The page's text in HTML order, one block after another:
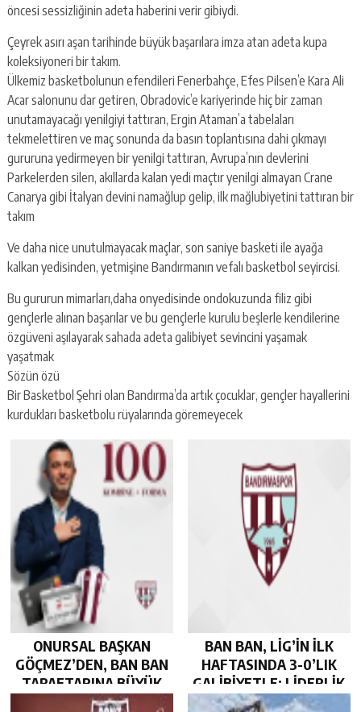
öncesi sessizliğinin adeta haberini verir gibiydi.
Çeyrek asırı aşan tarihinde büyük başarılara imza atan adeta kupa
koleksiyoneri bir takım.
Ülkemiz basketbolunun efendileri Fenerbahçe, Efes Pilsen’e Kara Ali
Acar salonunu dar getiren, Obradovic’e kariyerinde hiç bir zaman
unutamayacağı yenilgiyi tattıran, Ergin Ataman’a tabelaları
tekmelettiren ve maç sonunda da basın toplantısına dahi çıkmayı
gururuna yedirmeyen bir yenilgi tattıran, Avrupa’nın devlerini
Parkelerden silen, akıllarda kalan yedi maçtır yenilgi almayan Crane
Canarya gibi İtalyan devini namağlup gelip, ilk mağlubiyetini tattıran bir
takım
Ve daha nice unutulmayacak maçlar, son saniye basketi ile ayağa
kalkan yedisinden, yetmişine Bandırmanın vefalı basketbol seyircisi.
Bu gururun mimarları,daha onyedisinde ondokuzunda filiz gibi
gençlerle alınan başarılar ve bu gençlerle kurulu beşlerle kendilerine
özgüveni aşılayarak sahada adeta galibiyet sevincini yaşamak
yaşatmak
Sözün özü
Bir Basketbol Şehri olan Bandırma’da artık çocuklar, gençler hayallerini
kurdukları basketbolu rüyalarında göremeyecek
ONURSAL BAŞKAN
GÖÇMEZ’DEN, BAN BAN
TARAFTARINA BÜYÜK
JEST…
BAN BAN, LİG’İN İLK
HAFTASINDA 3-0’LIK
GALİBİYETLE; LİDERLİK
KOLTUĞUNDA…